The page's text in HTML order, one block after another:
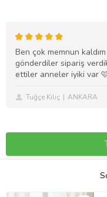
Ben çok memnun
gönderdiler sipariş
ettiler anneler iyiki var
Tuğçe Kılıç ANKARA